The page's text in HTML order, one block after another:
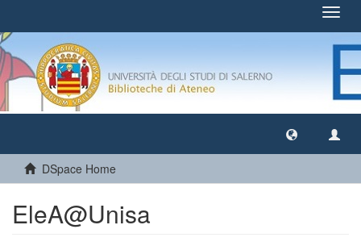
DSpace Home
EleA@Unisa